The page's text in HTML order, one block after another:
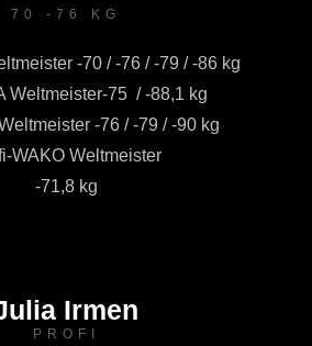
70 -76 KG
-70 / -76 / -79 / -86 kg
Weltmeister-75 / -88,1 kg
-76 / -79 / -90 kg
WAKO Weltmeister
-71,8 kg
Irmen
PROFI